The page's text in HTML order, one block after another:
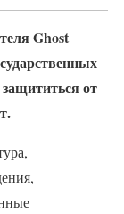
Ghost
от